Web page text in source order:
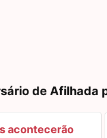
de Afilhada
acontecerão